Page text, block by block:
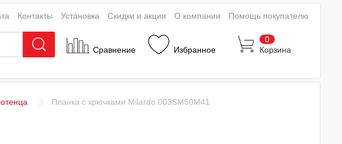
Сравнение Избранное
0
Корзина
Контакты Установка Скидки и акции О компании Помощь покупателю
Планка с крючками Milardo 003SM50M41